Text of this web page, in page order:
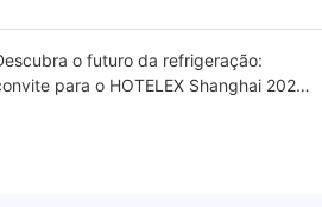
o futuro da refrigeração:
para o HOTELEX Shanghai 2025